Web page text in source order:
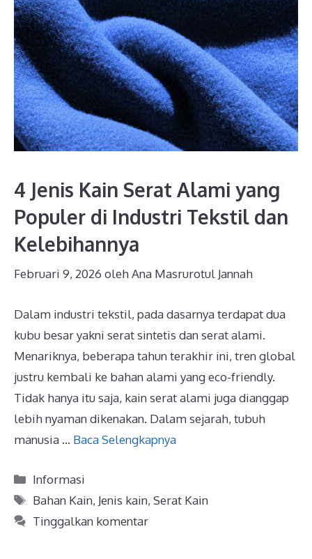
4 Jenis Kain Serat Alami yang
Populer di Industri Tekstil dan
Kelebihannya
Februari 9, 2026 olehAna Masrurotul Jannah
Dalam industri tekstil, pada dasarnya terdapat dua
kubu besar yakni serat sintetis dan serat alami.
Menariknya, beberapa tahun terakhir ini, tren global
justru kembali ke bahan alami yang eco-friendly.
Tidak hanya itu saja, kain serat alami juga dianggap
lebih nyaman dikenakan. Dalam sejarah, tubuh
manusia … Baca Selengkapnya
Kategori
Informasi
Tag
Bahan Kain, Jenis kain,Serat Kain
Tinggalkan komentar